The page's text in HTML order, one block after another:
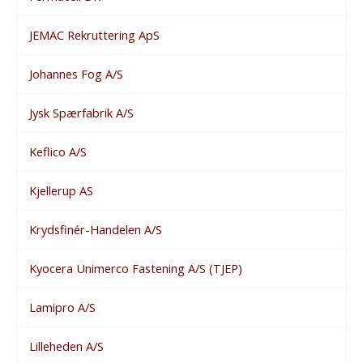
JEMAC Rekruttering ApS
Johannes Fog A/S
Jysk Spærfabrik A/S
Keflico A/S
Kjellerup AS
Krydsfinér-Handelen A/S
Kyocera Unimerco Fastening A/S (TJEP)
Lamipro A/S
Lilleheden A/S